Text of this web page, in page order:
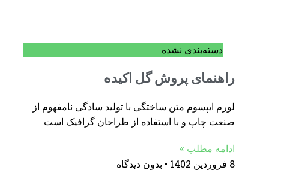
دسته‌بندی نشده
راهنمای پروش گل اکیده
لورم ایپسوم متن ساختگی با تولید سادگی نامفهوم از
صنعت چاپ و با استفاده از طراحان گرافیک است.
ادامه مطلب »
8 فروردین 1402 بدون دیدگاه